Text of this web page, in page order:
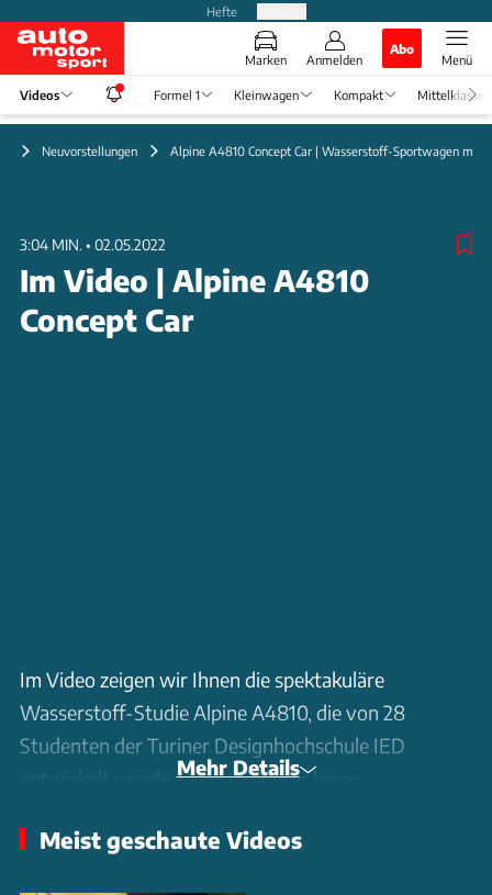
Hefte
Marken Anmelden
Abo
Menü
Videos Formel 1 Kleinwagen Kompakt Mittelklasse
Neuvorstellungen Alpine A4810 Concept Car | Wasserstoff-Sportwagen mit
3:04 MIN. • 02.05.2022
Im Video | Alpine A4810
Concept Car
Im Video zeigen wir Ihnen die spektakuläre
Wasserstoff-Studie Alpine A4810, die von 28
Studenten der Turiner Designhochschule IED
entwickelt wurde. Der 5,09 Meter lange
flache Silhouette und markante Flügeltüren.
Mehr Details
Meist geschaute Videos